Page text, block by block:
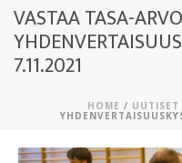
VASTAA TASA-
7.11.2021
HOME / UUTISET